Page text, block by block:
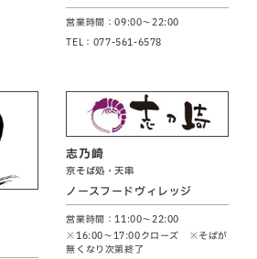
営業時間：09:00～22:00
TEL：077-561-6578
志乃崎
京そば処・天串
ノースフードヴィレッジ
営業時間：11:00～22:00
※16:00～17:00クローズ ※そばが
無くなり次第終了